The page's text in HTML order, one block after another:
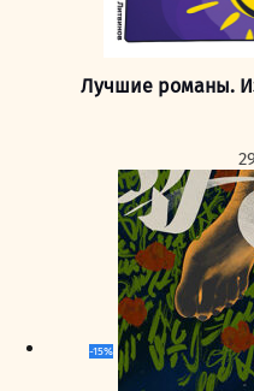
Лучшие романы.
-15%